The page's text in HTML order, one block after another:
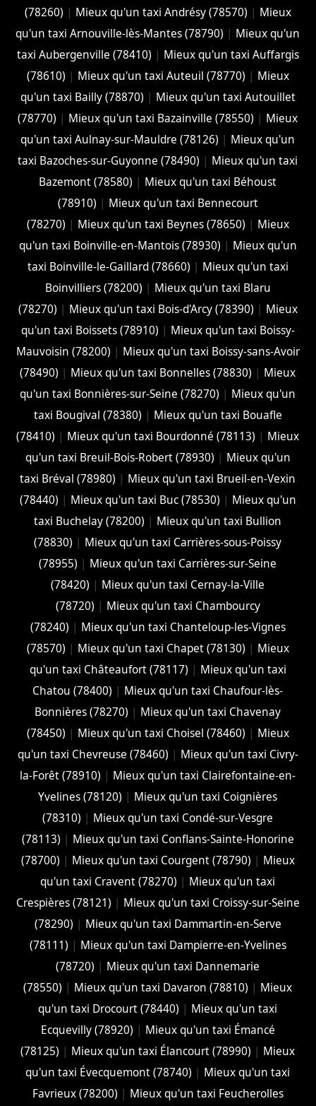
(78260) | Mieux qu'un taxi Andrésy (78570) | Mieux
qu'un taxi Arnouville-lès-Mantes (78790) | Mieux qu'un
taxi Aubergenville (78410) | Mieux qu'un taxi Auffargis
(78610) | Mieux qu'un taxi Auteuil (78770) | Mieux
qu'un taxi Bailly (78870) | Mieux qu'un taxi Autouillet
(78770) | Mieux qu'un taxi Bazainville (78550) | Mieux
qu'un taxi Aulnay-sur-Mauldre (78126) | Mieux qu'un
taxi Bazoches-sur-Guyonne (78490) | Mieux qu'un taxi
Bazemont (78580) | Mieux qu'un taxi Béhoust
(78910) | Mieux qu'un taxi Bennecourt
(78270) | Mieux qu'un taxi Beynes (78650) | Mieux
qu'un taxi Boinville-en-Mantois (78930) | Mieux qu'un
taxi Boinville-le-Gaillard (78660) | Mieux qu'un taxi
Boinvilliers (78200) | Mieux qu'un taxi Blaru
(78270) | Mieux qu'un taxi Bois-d'Arcy (78390) | Mieux
qu'un taxi Boissets (78910) | Mieux qu'un taxi Boissy-
Mauvoisin (78200) | Mieux qu'un taxi Boissy-sans-Avoir
(78490) | Mieux qu'un taxi Bonnelles (78830) | Mieux
qu'un taxi Bonnières-sur-Seine (78270) | Mieux qu'un
taxi Bougival (78380) | Mieux qu'un taxi Bouafle
(78410) | Mieux qu'un taxi Bourdonné (78113) | Mieux
qu'un taxi Breuil-Bois-Robert (78930) | Mieux qu'un
taxi Bréval (78980) | Mieux qu'un taxi Brueil-en-Vexin
(78440) | Mieux qu'un taxi Buc (78530) | Mieux qu'un
taxi Buchelay (78200) | Mieux qu'un taxi Bullion
(78830) | Mieux qu'un taxi Carrières-sous-Poissy
(78955) | Mieux qu'un taxi Carrières-sur-Seine
(78420) | Mieux qu'un taxi Cernay-la-Ville
(78720) | Mieux qu'un taxi Chambourcy
(78240) | Mieux qu'un taxi Chanteloup-les-Vignes
(78570) | Mieux qu'un taxi Chapet (78130) | Mieux
qu'un taxi Châteaufort (78117) | Mieux qu'un taxi
Chatou (78400) | Mieux qu'un taxi Chaufour-lès-
Bonnières (78270) | Mieux qu'un taxi Chavenay
(78450) | Mieux qu'un taxi Choisel (78460) | Mieux
qu'un taxi Chevreuse (78460) | Mieux qu'un taxi Civry-
la-Forêt (78910) | Mieux qu'un taxi Clairefontaine-en-
Yvelines (78120) | Mieux qu'un taxi Coignières
(78310) | Mieux qu'un taxi Condé-sur-Vesgre
(78113) | Mieux qu'un taxi Conflans-Sainte-Honorine
(78700) | Mieux qu'un taxi Courgent (78790) | Mieux
qu'un taxi Cravent (78270) | Mieux qu'un taxi
Crespières (78121) | Mieux qu'un taxi Croissy-sur-Seine
(78290) | Mieux qu'un taxi Dammartin-en-Serve
(78111) | Mieux qu'un taxi Dampierre-en-Yvelines
(78720) | Mieux qu'un taxi Dannemarie
(78550) | Mieux qu'un taxi Davaron (78810) | Mieux
qu'un taxi Drocourt (78440) | Mieux qu'un taxi
Ecquevilly (78920) | Mieux qu'un taxi Émancé
(78125) | Mieux qu'un taxi Élancourt (78990) | Mieux
qu'un taxi Évecquemont (78740) | Mieux qu'un taxi
Favrieux (78200) | Mieux qu'un taxi Feucherolles